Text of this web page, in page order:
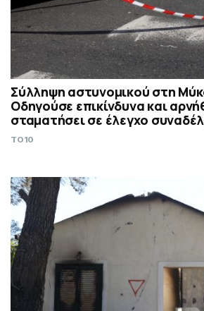
Σύλληψη αστυνομικού στη
Οδηγούσε επικίνδυνα και
σταματήσει σε έλεγχο
TO10